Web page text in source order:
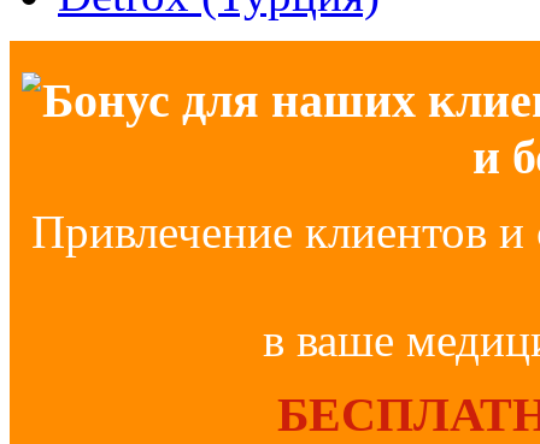
Бонус для наших
и
Привлечение клиентов и
в ваше